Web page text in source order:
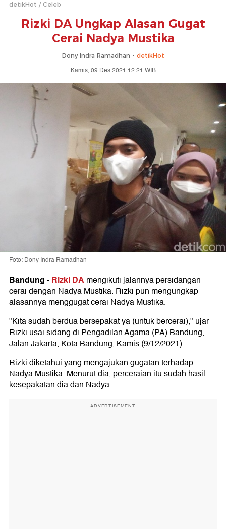
detikHot Celeb
Rizki DA Ungkap Alasan Gugat
Cerai Nadya Mustika
Dony Indra Ramadhan - detikHot
Kamis, 09 Des 2021 12:21 WIB
Foto: Dony Indra Ramadhan
Bandung-Rizki DAmengikuti jalannya persidangan
cerai dengan Nadya Mustika. Rizki pun mengungkap
alasannya menggugat cerai Nadya Mustika.
"Kita sudah berdua bersepakat ya (untuk bercerai)," ujar
Rizki usai sidang di Pengadilan Agama (PA) Bandung,
Jalan Jakarta, Kota Bandung, Kamis (9/12/2021).
Rizki diketahui yang mengajukan gugatan terhadap
Nadya Mustika. Menurut dia, perceraian itu sudah hasil
kesepakatan dia dan Nadya.
ADVERTISEMENT